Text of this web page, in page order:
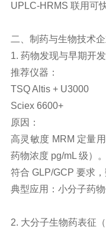
UPLC-HRMS 联用可
二、制药与生物技术
1. 药物发现与早期开发
推荐仪器：
TSQAltis + U3000
Sciex 6600+
原因：
高灵敏度 MRM 定量
药物浓度 pg/mL 级）。
符合 GLP/GCP 要求，
典型应用：小分子药
2. 大分子生物药表征